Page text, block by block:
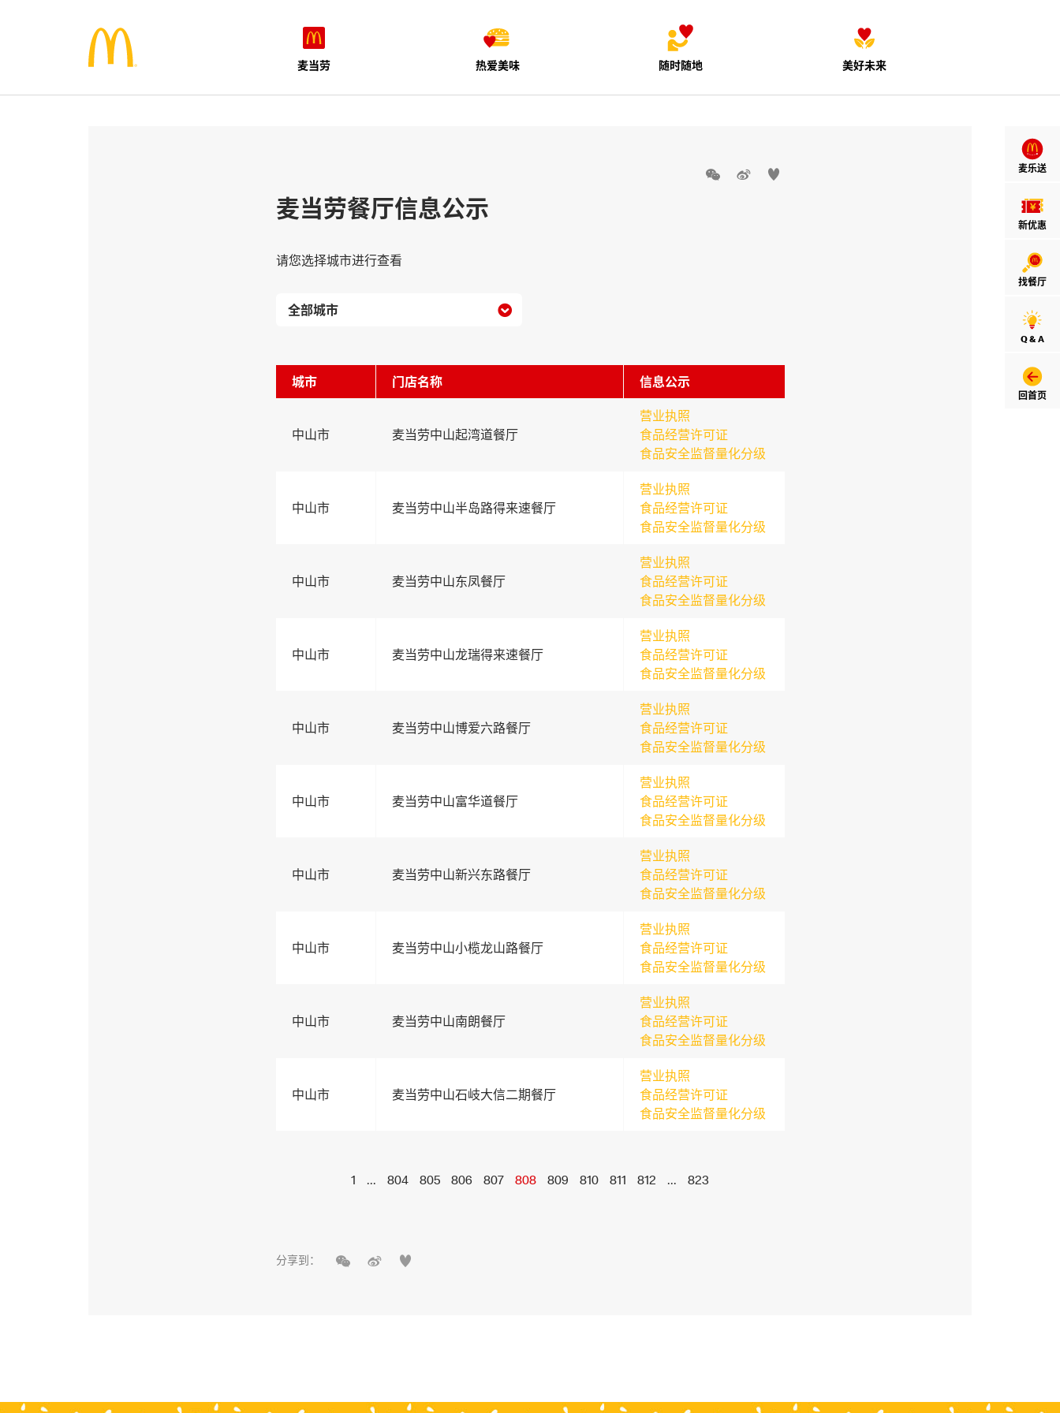
麦当劳 热爱美味 随时随地 美好未来
麦乐送
新优惠
找餐厅
Q & A
回首页
  
麦当劳餐厅信息公示
请您选择城市进行查看

城市 门店名称 信息公示
中山市 麦当劳中山起湾道餐厅
营业执照
食品经营许可证
食品安全监督量化分级
中山市 麦当劳中山半岛路得来速餐厅
营业执照
食品经营许可证
食品安全监督量化分级
中山市 麦当劳中山东凤餐厅
营业执照
食品经营许可证
食品安全监督量化分级
中山市 麦当劳中山龙瑞得来速餐厅
营业执照
食品经营许可证
食品安全监督量化分级
中山市 麦当劳中山博爱六路餐厅
营业执照
食品经营许可证
食品安全监督量化分级
中山市 麦当劳中山富华道餐厅
营业执照
食品经营许可证
食品安全监督量化分级
中山市 麦当劳中山新兴东路餐厅
营业执照
食品经营许可证
食品安全监督量化分级
中山市 麦当劳中山小榄龙山路餐厅
营业执照
食品经营许可证
食品安全监督量化分级
中山市 麦当劳中山南朗餐厅
营业执照
食品经营许可证
食品安全监督量化分级
中山市 麦当劳中山石岐大信二期餐厅
营业执照
食品经营许可证
食品安全监督量化分级
1 ... 804 805 806 807 808 809 810 811 812 ... 823
分享到：   